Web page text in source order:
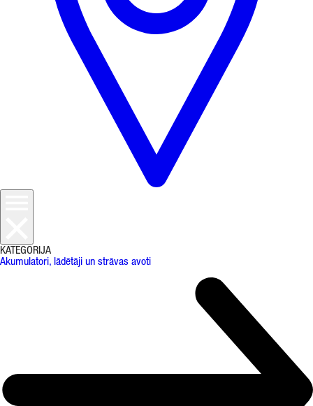
KATEGORIJA
Akumulatori, lādētāji un strāvas avoti